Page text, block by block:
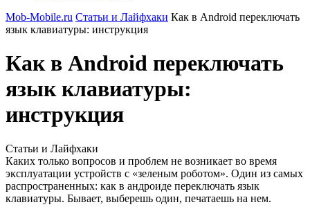
Mob-Mobile.ru Статьи и Лайфхаки Как в Android переключать
язык клавиатуры: инструкция
Как в Android переключать
язык клавиатуры:
инструкция
Статьи и Лайфхаки
Каких только вопросов и проблем не возникает во время
эксплуатации устройств с «зеленым роботом». Один из самых
распространенных: как в андроиде переключать язык
клавиатуры. Бывает, выберешь один, печатаешь на нем.